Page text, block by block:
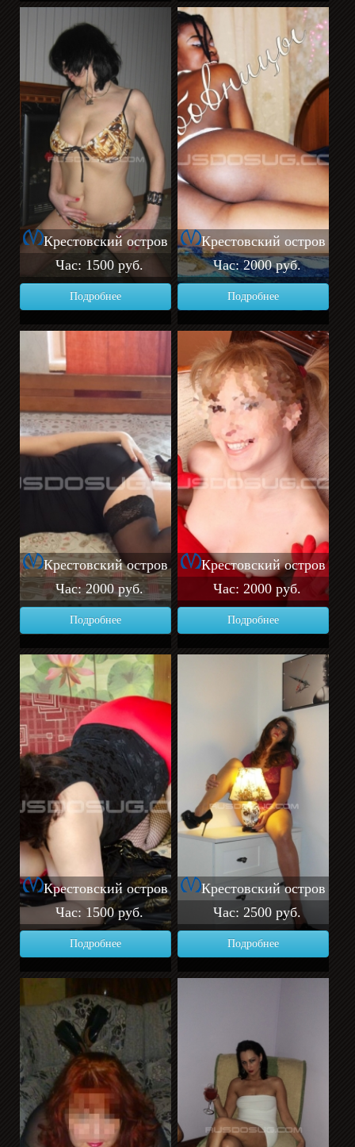
Крестовский остров
Час: 1500 руб.
Подробнее
Крестовский остров
Час: 2000 руб.
Подробнее
Крестовский остров
Час: 2000 руб.
Подробнее
Крестовский остров
Час: 2000 руб.
Подробнее
Крестовский остров
Час: 1500 руб.
Подробнее
Крестовский остров
Час: 2500 руб.
Подробнее